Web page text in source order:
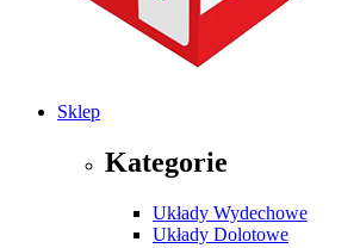
Sklep
Kategorie
Układy Wydechowe
Układy Dolotowe